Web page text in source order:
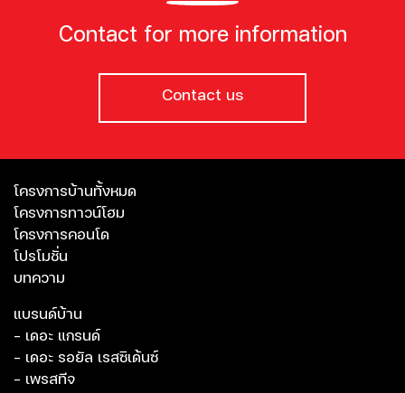
Contact for more information
Contact us
โครงการบ้านทั้งหมด
โครงการทาวน์โฮม
โครงการคอนโด
โปรโมชั่น
บทความ
แบรนด์บ้าน
- เดอะ แกรนด์
- เดอะ รอยัล เรสซิเด้นซ์
- เพรสทีจ